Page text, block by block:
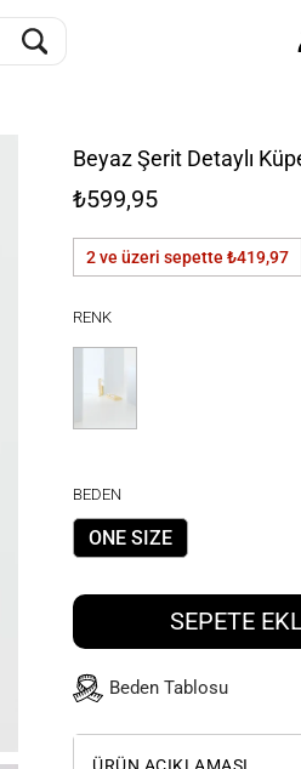
Beyaz Şerit Detaylı
₺599,95
2 ve üzeri sepette ₺419,97
RENK
BEDEN
ONE SIZE
SEPETE
Beden Tablosu